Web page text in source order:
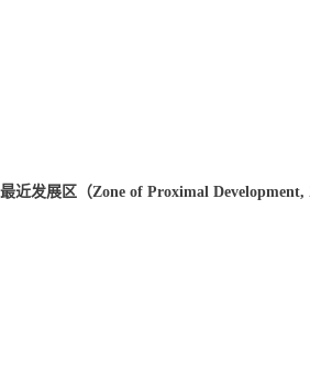
最近发展区 （Zone of Proximal Development,